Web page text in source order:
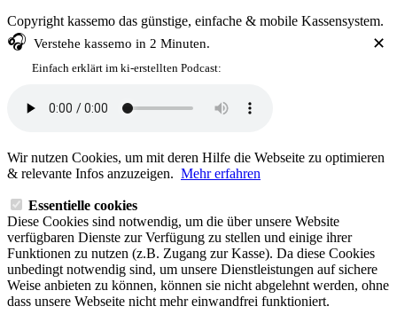
Copyright kassemo das günstige, einfache & mobile Kassensystem.
✕
🎧 Verstehe kassemo in 2 Minuten.
Einfach erklärt im ki-erstellten Podcast:
Wir nutzen Cookies, um mit deren Hilfe die Webseite zu optimieren
& relevante Infos anzuzeigen. Mehr erfahren
Essentielle cookies
Diese Cookies sind notwendig, um die über unsere Website
verfügbaren Dienste zur Verfügung zu stellen und einige ihrer
Funktionen zu nutzen (z.B. Zugang zur Kasse). Da diese Cookies
unbedingt notwendig sind, um unsere Dienstleistungen auf sichere
Weise anbieten zu können, können sie nicht abgelehnt werden, ohne
dass unsere Webseite nicht mehr einwandfrei funktioniert.